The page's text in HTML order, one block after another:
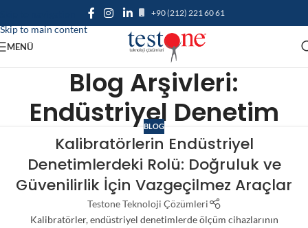
Skip to main content
+90 (212) 221 60 61
MENÜ
Blog Arşivleri:
Endüstriyel Denetim
BLOG
Kalibratörlerin Endüstriyel
Denetimlerdeki Rolü: Doğruluk ve
Güvenilirlik İçin Vazgeçilmez Araçlar
Testone Teknoloji Çözümleri
Kalibratörler, endüstriyel denetimlerde ölçüm cihazlarının